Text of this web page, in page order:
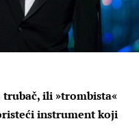
ili »trombista«
instrument koji